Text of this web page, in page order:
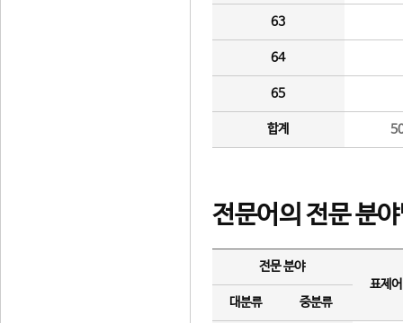
63
64
65
합계
전문어의 전문 분
전문 분야
표제
대분류
중분류